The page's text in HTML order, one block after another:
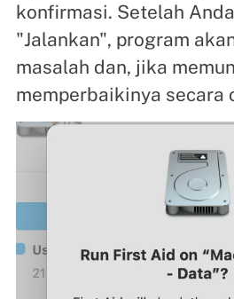
konfirmasi. Setelah
"Jalankan", program
masalah dan, jika
memperbaikinya secara